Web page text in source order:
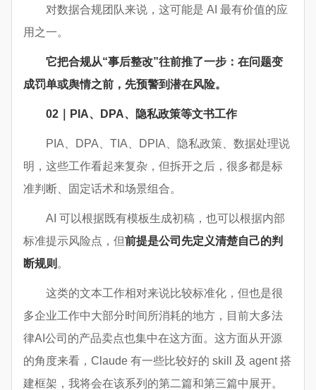
对数据合规团队来说，这可能是 AI 最有价值的应
用之一。
它把合规从“事后整改”往前推了一步：在问题变
成罚单或舆情之前，先预警到潜在风险。
02｜PIA、DPA、隐私政策等文书工作
PIA、DPA、TIA、DPIA、隐私政策、数据处理说
明，这些工作看起来复杂，但拆开之后，很多都是标
准判断、固定话术和场景组合。
AI 可以根据既有模板生成初稿，也可以根据内部
标准提示风险点，但前提是公司先定义清楚自己的判
断规则 。
这类的文本工作相对来说比较标准化，但也是很
多企业工作中大部分时间所消耗的地方，目前大多法
律AI公司的产品卖点也集中在这方面。这方面从开源
的角度来看，Claude 有一些比较好的 skill 及 agent 搭
建框架，我将会在该系列的第二篇和第三篇中展开。